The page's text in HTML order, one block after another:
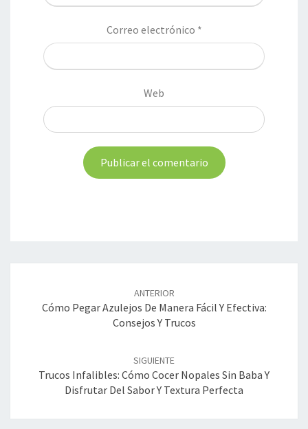
Correo electrónico *
Web
entradas
ANTERIOR
Cómo Pegar Azulejos De Manera Fácil Y Efectiva:
Consejos Y Trucos
SIGUIENTE
Trucos Infalibles: Cómo Cocer Nopales Sin Baba Y
Disfrutar Del Sabor Y Textura Perfecta